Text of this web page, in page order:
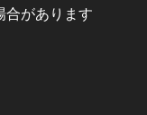
合があります